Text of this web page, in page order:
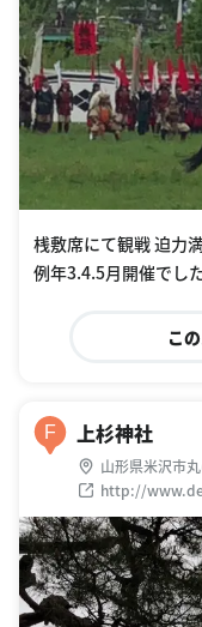
桟敷席にて観戦 迫力
例年3.4.5月開催でし
こ
F 上杉神社
山形県米沢市
http://